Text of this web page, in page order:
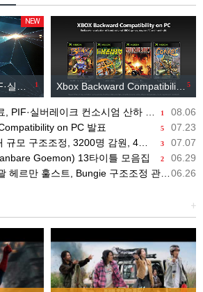
NEW
1
편입 5
Xbox Backward Compatibility on PC 발표
1 08.06
PIF·실버레이크 컨소시엄 산하 편입
5 07.23
on PC 발표
3 07.07
조조정, 3200명 감원, 4개 스튜디오 분리
2 06.29
Goemon) 13타이틀 모음집
06.26
훌스트, Bungie 구조조정 관련 직원 메시지 공개
+